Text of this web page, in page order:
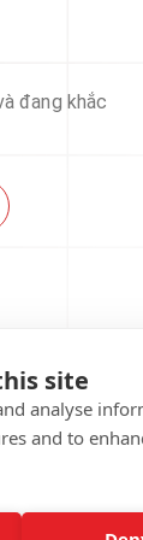
site
analyse
and to
đang khắc